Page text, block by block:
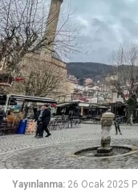
Yayınlanma: 26 Ocak 2025